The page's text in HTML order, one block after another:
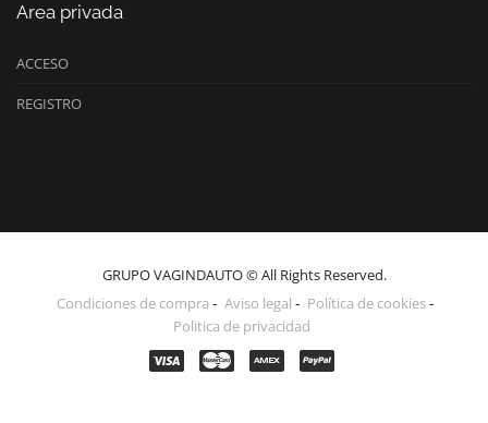
Area privada
ACCESO
REGISTRO
GRUPO VAGINDAUTO © All Rights Reserved.
Condiciones de compra
Aviso legal
Política de cookies
Politica de privacidad